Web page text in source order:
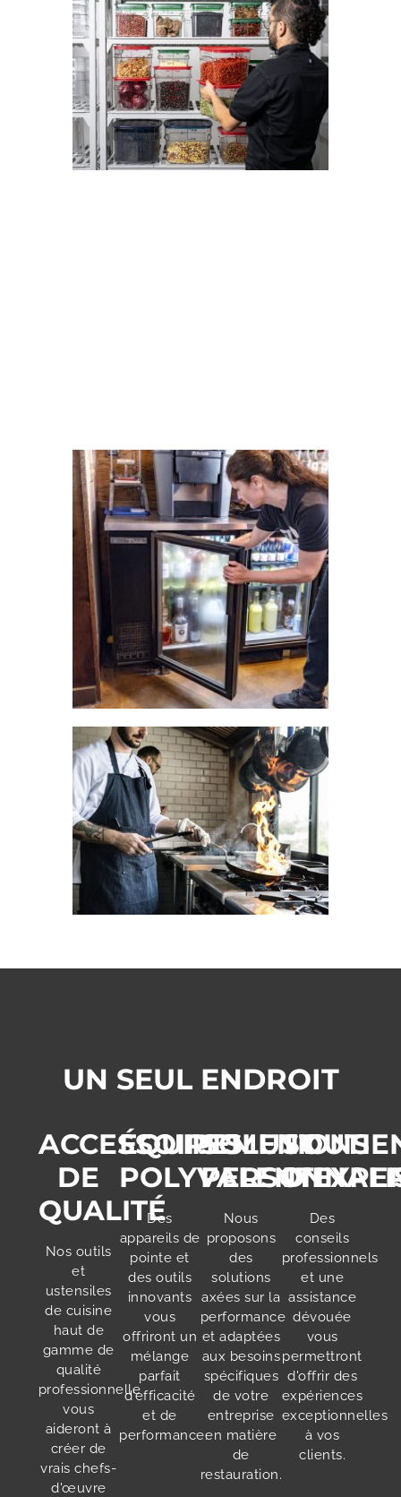
UN SEUL ENDROIT
ACCESSOIRES
DE
QUALITÉ
Nos outils
et
ustensiles
de cuisine
haut de
gamme de
qualité
professionnelle
vous
aideront à
créer de
vrais chefs-
d'œuvre
ÉQUIPEMENT
POLYVALENT
Des
appareils de
pointe et
des outils
innovants
vous
offriront un
mélange
parfait
d'efficacité
et de
performance.
SOLUTIONS
Nous
proposons
des
solutions
axées sur la
performance
et adaptées
aux besoins
spécifiques
de votre
entreprise
en matière
de
restauration.
Des
conseils
professionnels
et une
assistance
dévouée
vous
permettront
d'offrir des
expériences
exceptionnelles
à vos
clients.